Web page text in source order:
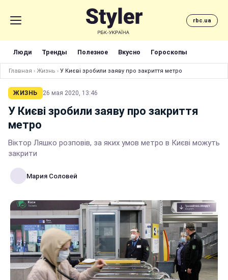
rbc.ua
Люди Тренды Полезное Вкусно Гороскопы
Главная › Жизнь › У Києві зробили заяву про закриття метро
ЖИЗНЬ 26 мая 2020, 13:46
У Києві зробили заяву про закриття
метро
Віктор Ляшко розповів, за яких умов метро в Києві можуть
закрити
Мария Соловей